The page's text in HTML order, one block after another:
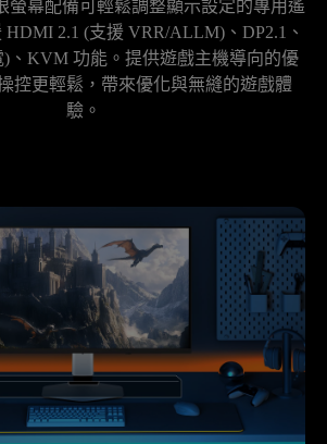
螢幕配備可輕鬆調整顯示設定的專用遙
2.1 (支援 VRR/ALLM)、DP2.1、
)、KVM 功能。提供遊戲主機導向的優
控更輕鬆，帶來優化與無縫的遊戲體